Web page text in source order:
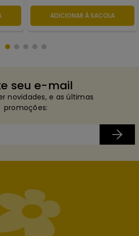
ADICIONAR À SACOLA
seu e-mail
novidades, e as últimas
promoções: